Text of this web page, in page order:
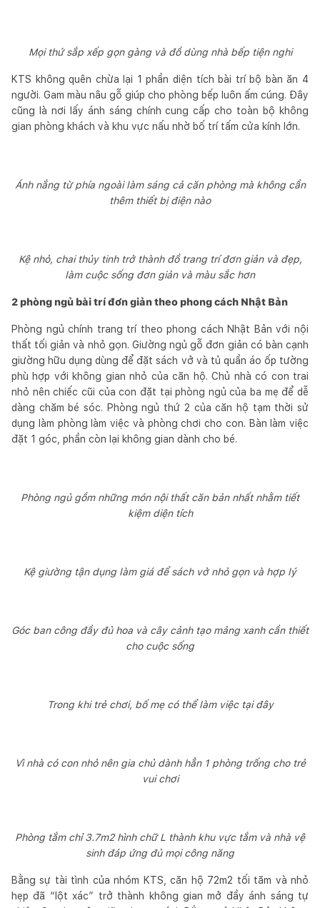
Mọi thứ sắp xếp gọn gàng và đồ dùng nhà bếp tiện nghi
KTS không quên chừa lại 1 phần diện tích bài trí bộ bàn ăn 4
người. Gam màu nâu gỗ giúp cho phòng bếp luôn ấm cúng. Đây
cũng là nơi lấy ánh sáng chính cung cấp cho toàn bộ không
gian phòng khách và khu vực nấu nhờ bố trí tấm cửa kính lớn.
Ánh nắng từ phía ngoài làm sáng cả căn phòng mà không cần
thêm thiết bị điện nào
Kệ nhỏ, chai thủy tinh trở thành đồ trang trí đơn giản và đẹp,
làm cuộc sống đơn giản và màu sắc hơn
2 phòng ngủ bài trí đơn giản theo phong cách Nhật Bản
Phòng ngủ chính trang trí theo phong cách Nhật Bản với nội
thất tối giản và nhỏ gọn. Giường ngủ gỗ đơn giản có bàn cạnh
giường hữu dụng dùng để đặt sách vở và tủ quần áo ốp tường
phù hợp với không gian nhỏ của căn hộ. Chủ nhà có con trai
nhỏ nên chiếc cũi của con đặt tại phòng ngủ của ba mẹ để dễ
dàng chăm bé sóc. Phòng ngủ thứ 2 của căn hộ tạm thời sử
dụng làm phòng làm việc và phòng chơi cho con. Bàn làm việc
đặt 1 góc, phần còn lại không gian dành cho bé.
Phòng ngủ gồm những món nội thất căn bản nhất nhằm tiết
kiệm diện tích
Kệ giường tận dụng làm giá để sách vở nhỏ gọn và hợp lý
Góc ban công đầy đủ hoa và cây cảnh tạo mảng xanh cần thiết
cho cuộc sống
Trong khi trẻ chơi, bố mẹ có thể làm việc tại đây
Vì nhà có con nhỏ nên gia chủ dành hẳn 1 phòng trống cho trẻ
vui chơi
Phòng tắm chỉ 3.7m2 hình chữ L thành khu vực tắm và nhà vệ
sinh đáp ứng đủ mọi công năng
Bằng sự tài tình của nhóm KTS, căn hộ 72m2 tối tăm và nhỏ
hẹp đã “lột xác” trở thành không gian mở đầy ánh sáng tự